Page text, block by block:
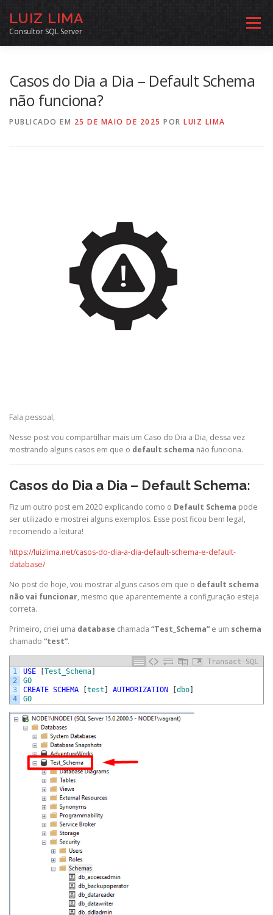
LUIZ LIMA
Consultor SQL Server
Menu
Casos do Dia a Dia – Default Schema
não funciona?
PUBLICADO EM 25 DE MAIO DE 2025 POR LUIZ LIMA
Fala pessoal,
Nesse post vou compartilhar mais um Caso do Dia a Dia, dessa vez
mostrando alguns casos em que o default schema não funciona.
Casos do Dia a Dia – Default Schema:
Fiz um outro post em 2020 explicando como o Default Schema pode
ser utilizado e mostrei alguns exemplos. Esse post ficou bem legal,
recomendo a leitura!
https://luizlima.net/casos-do-dia-a-dia-default-schema-e-default-
database/
No post de hoje, vou mostrar alguns casos em que o default schema
não vai funcionar, mesmo que aparentemente a configuração esteja
correta.
Primeiro, criei uma database chamada “Test_Schema”e um schema
chamado “test”.
Transact-SQL
1
2
3
4
USE [Test_Schema]
GO
CREATE SCHEMA [test ] AUTHORIZATION [dbo]
GO